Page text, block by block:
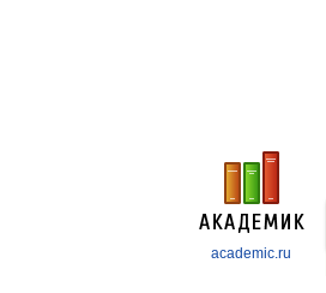
academic.ru